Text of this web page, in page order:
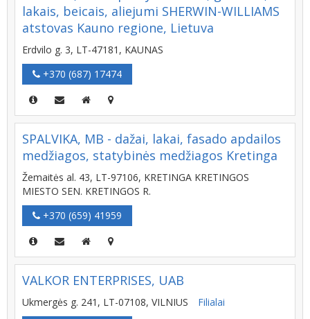
lakais, beicais, aliejumi SHERWIN-WILLIAMS
atstovas Kauno regione, Lietuva
Erdvilo g. 3, LT-47181, KAUNAS
+370 (687) 17474
SPALVIKA, MB - dažai, lakai, fasado apdailos
medžiagos, statybinės medžiagos Kretinga
Žemaitės al. 43, LT-97106, KRETINGA KRETINGOS
MIESTO SEN. KRETINGOS R.
+370 (659) 41959
VALKOR ENTERPRISES, UAB
Ukmergės g. 241, LT-07108, VILNIUS
Filialai